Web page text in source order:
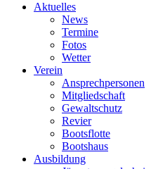
Aktuelles
News
Termine
Fotos
Wetter
Verein
Ansprechpersonen
Mitgliedschaft
Gewaltschutz
Revier
Bootsflotte
Bootshaus
Ausbildung